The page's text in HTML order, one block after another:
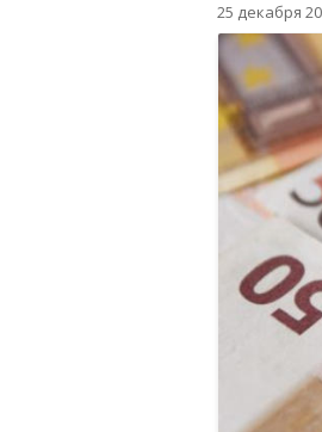
25 декабря